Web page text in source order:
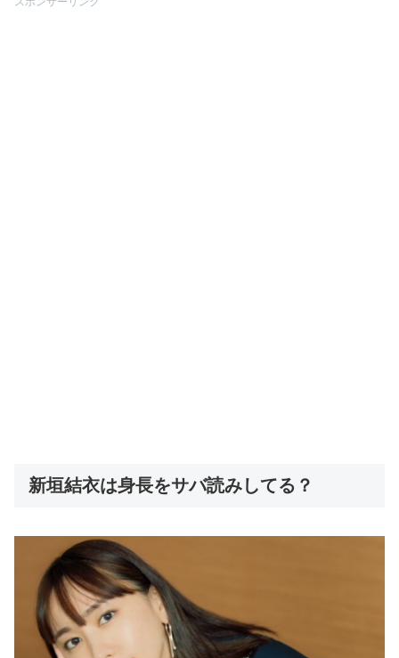
新垣結衣は身長をサバ読みしてる？